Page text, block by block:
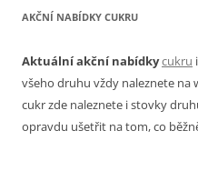
AKČNÍ NABÍDKY CUKRU
Aktuální akční nabídkycukru
všeho druhu vždy naleznete na
cukr zde naleznete i stovky
opravdu ušetřit na tom, co